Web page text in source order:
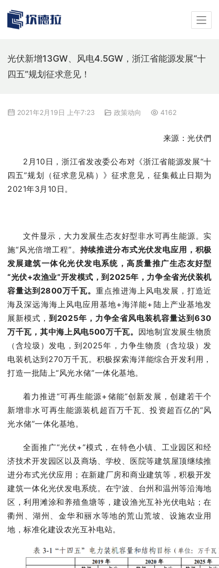
光伏新增13GW、风电4.5GW，浙江省能源发展“十
四五”规划征求意见！
2021年2月19日 上午7:23 政策动向 4162
来源：光伏們
2月10日，浙江省发改委公布对《浙江省能源发展“十
四五”规划（征求意见稿）》征求意见，征集截止日期为
2021年3月10日。
文件显示，大力发展生态友好型非水可再生能源。实
施“风光倍增工程”。 持续推进分布式光伏发电应用，积极
发展建筑一体化光伏发电系统，高质量推广生态友好型
“光伏+农渔业”开发模式，到2025年，力争全省光伏装机
容量达到2800万千瓦。重点推进海上风电发展，打造近
海及深远海海上风电应用基地+海洋能+陆上产业基地发
展新模式， 到2025年，力争全省风电装机容量达到630
万千瓦，其中海上风电500万千瓦。 因地制宜发展生物质
（含垃圾）发电，到2025年，力争生物质（含垃圾）发
电装机达到270万千瓦。积极探索海洋能综合开发利用，
打造一批陆上“风光水储”一体化基地。
着力推进“可再生能源+储能”创新发展，创建若干个
新增非水可再生能源装机超百万千瓦、投资超百亿的“风
光水储”一体化基地。
全面推广“光伏+”模式，在特色小镇、工业园区和经
济技术开发园区以及商场、学校、医院等建筑屋顶继续推
进分布式光伏应用；在新建厂房和商业建筑等，积极开发
建筑一体化光伏发电系统。在宁波、台州和温州等沿海地
区，利用滩涂和养殖鱼塘等，建设渔光互补光伏电站；在
衢州、湖州、金华和丽水等地的荒山荒坡、设施农业用
地，标准化建设农光互补电站。